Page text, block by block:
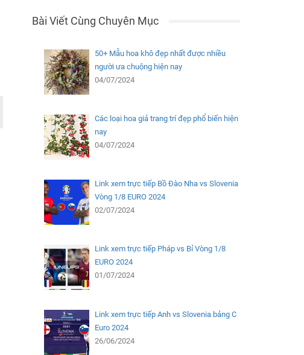
Bài Viết Cùng Chuyên Mục
50+ Mẫu hoa khô đẹp nhất được nhiều
người ưa chuộng hiện nay
04/07/2024
Các loại hoa giả trang trí đẹp phổ biến hiện
nay
04/07/2024
Link xem trực tiếp Bồ Đào Nha vs Slovenia
Vòng 1/8 EURO 2024
02/07/2024
Link xem trực tiếp Pháp vs Bỉ Vòng 1/8
EURO 2024
01/07/2024
Link xem trực tiếp Anh vs Slovenia bảng C
Euro 2024
26/06/2024